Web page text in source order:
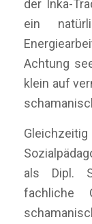
der Inka-
ein
Achtung
klein auf
als Dipl.
fachliche